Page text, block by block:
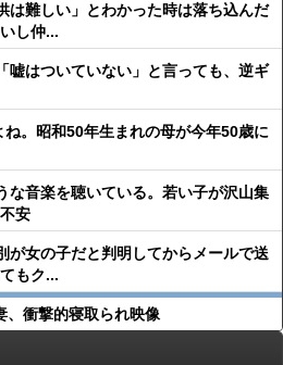
は難しい」とわかった時は落ち込んだ
し仲...
嘘はついていない」と言っても、逆ギ
。昭和50年生まれの母が今年50歳に
な音楽を聴いている。若い子が沢山集
安
が女の子だと判明してからメールで送
もク...
、衝撃的寝取られ映像